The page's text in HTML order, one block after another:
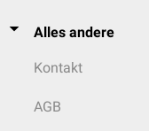
Alles andere
Kontakt
AGB